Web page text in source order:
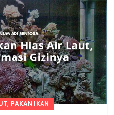
, PAKAN IKAN